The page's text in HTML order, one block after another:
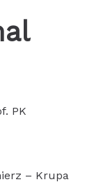
PK
– Krupa